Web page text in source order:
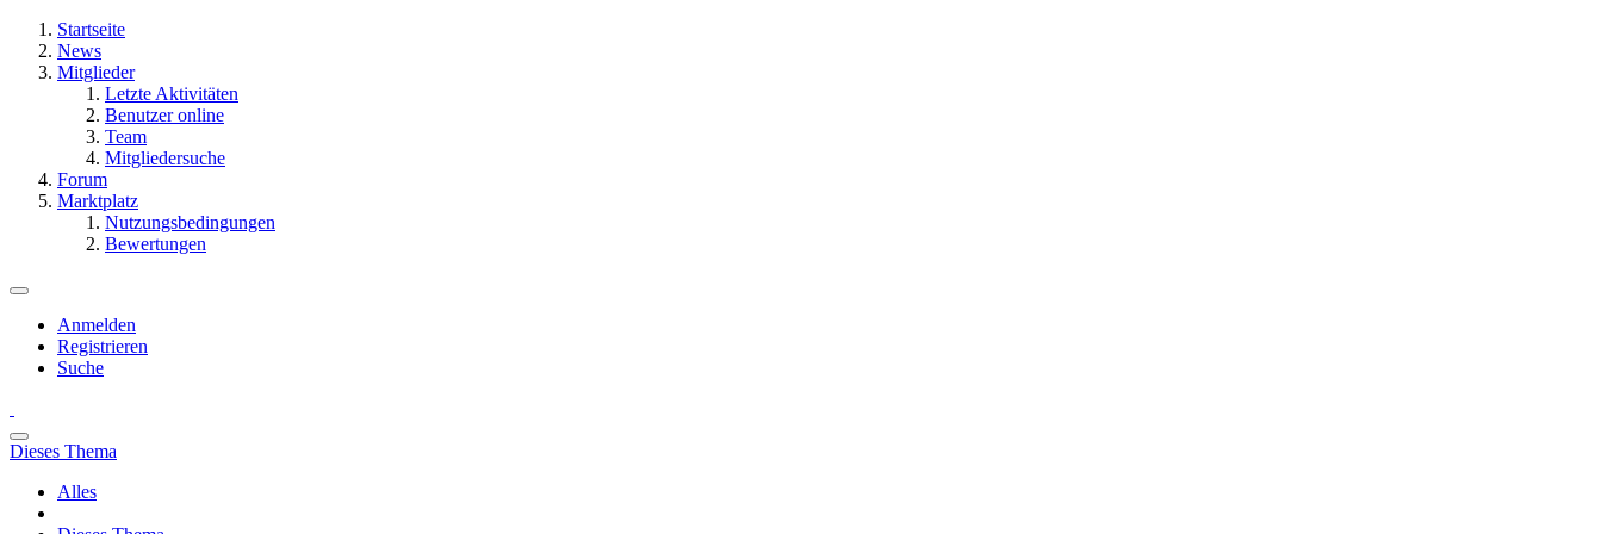
Startseite
News
Mitglieder
Letzte Aktivitäten
Benutzer online
Team
Mitgliedersuche
Forum
Marktplatz
Nutzungsbedingungen
Bewertungen
Anmelden
Registrieren
Suche
Dieses Thema
Alles